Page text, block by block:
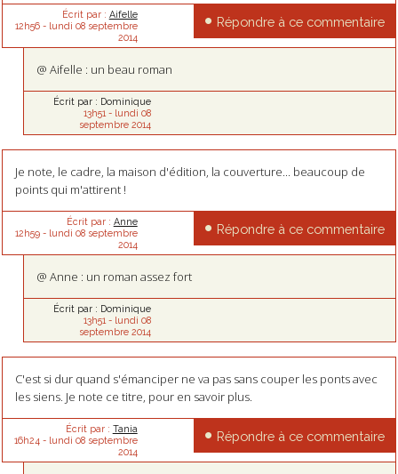
Écrit par : Aifelle
12h56- lundi 08 septembre
2014
Répondre à ce commentaire
@ Aifelle : un beau roman
Écrit par : Dominique
13h51 - lundi 08
septembre 2014
Je note, le cadre, la maison d'édition, la couverture... beaucoup de
points qui m'attirent !
Écrit par : Anne
12h59- lundi 08 septembre
2014
Répondre à ce commentaire
@ Anne : un roman assez fort
Écrit par : Dominique
13h51 - lundi 08
septembre 2014
C'est si dur quand s'émanciper ne va pas sans couper les ponts avec
les siens. Je note ce titre, pour en savoir plus.
Écrit par : Tania
16h24 - lundi 08 septembre
2014
Répondre à ce commentaire